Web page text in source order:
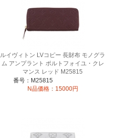
ルイヴィトン LVコピー 長財布 モノグラ
ム アンプラント ポルトフォイユ・クレ
マンス レッド M25815
番号：M25815
N品価格：15000円